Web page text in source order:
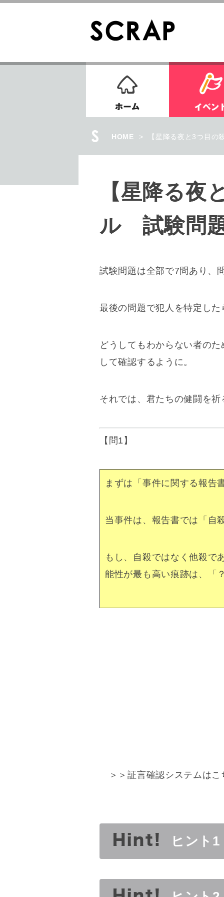
ホーム
HOME > 【星降る夜と3つ目
【星降る夜
ル 試験問
試験問題は全部で7問あり、
最後の問題で犯人を特定し
どうしてもわからない者の
して確認するように。
それでは、君たちの健闘を祈
【問1】
まずは「事件に関する報告
当事件は、報告書では「自
もし、自殺ではなく他殺で
能性が最も高い痕跡は、「
＞＞証言確認システムはこ
ヒント1